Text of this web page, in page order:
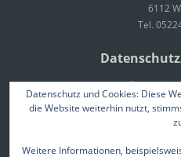
6112
Tel.
Datenschutz und Cookies: Diese
die Website weiterhin nutzt,
Weitere Informationen,